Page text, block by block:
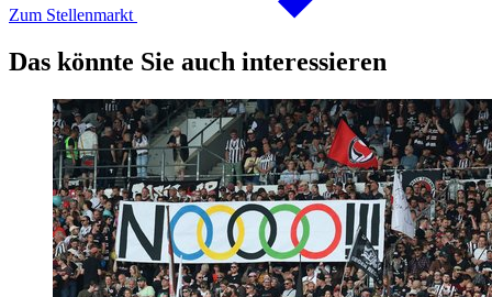
Zum Stellenmarkt
Das könnte Sie auch interessieren